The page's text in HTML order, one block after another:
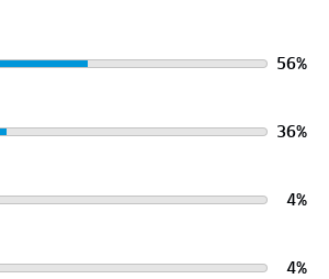
slot
50 x 29 cm
100% polyester
100% polypropyleen
met verschillende standen
die 360 graden kunnen
56%
36%
4%
4%